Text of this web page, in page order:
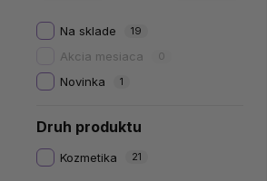
Na sklade 19
Akcia mesiaca 0
Novinka 1
Druh produktu
Kozmetika 21